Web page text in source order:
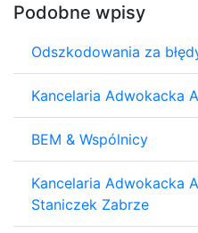
Podobne wpisy
Odszkodowania za
Kancelaria Adwokacka
BEM & Wspólnicy
Kancelaria Adwokacka
Staniczek Zabrze